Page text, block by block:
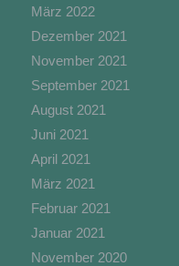
März 2022
Dezember 2021
November 2021
September 2021
August 2021
Juni 2021
April 2021
März 2021
Februar 2021
Januar 2021
November 2020
der Bereitstellung,
Verknüpfung, die
oder die Vernichtung.
d) Einschränkung
Einschränkung der
Markierung
Daten mit dem Ziel,